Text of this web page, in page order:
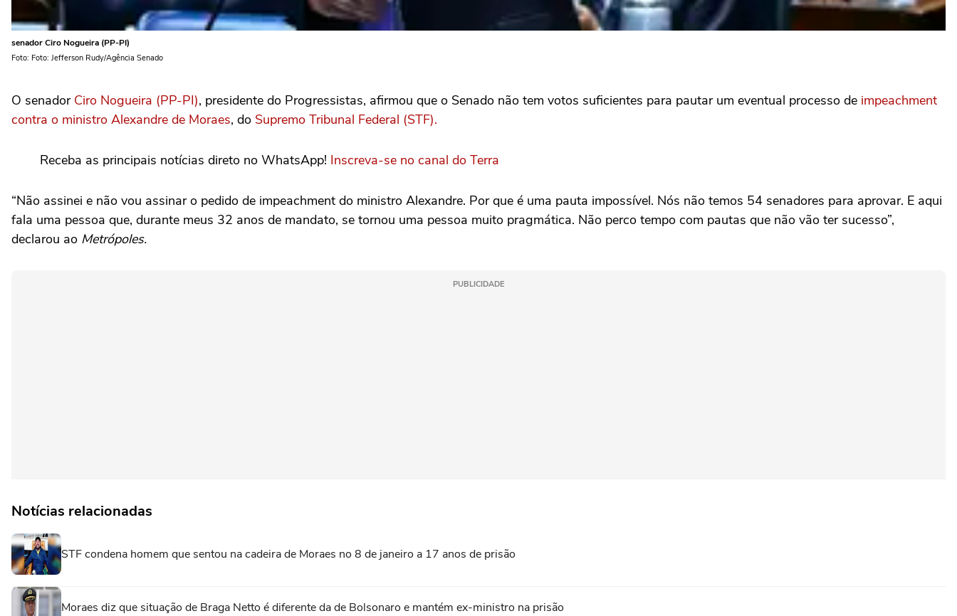
senador Ciro Nogueira (PP-PI)
Foto: Foto: Jefferson Rudy/Agência Senado
O senador Ciro Nogueira (PP-PI), presidente do Progressistas, afirmou que o Senado não tem votos suficientes para pautar um eventual processo de impeachment
contra o ministro Alexandre de Moraes, do Supremo Tribunal Federal (STF).
Receba as principais notícias direto no WhatsApp! Inscreva-se no canal do Terra
“Não assinei e não vou assinar o pedido de impeachment do ministro Alexandre. Por que é uma pauta impossível. Nós não temos 54 senadores para aprovar. E aqui
fala uma pessoa que, durante meus 32 anos de mandato, se tornou uma pessoa muito pragmática. Não perco tempo com pautas que não vão ter sucesso”,
declarou ao Metrópoles.
PUBLICIDADE
Notícias relacionadas
STF condena homem que sentou na cadeira de Moraes no 8 de janeiro a 17 anos de prisão
Moraes diz que situação de Braga Netto é diferente da de Bolsonaro e mantém ex-ministro na prisão